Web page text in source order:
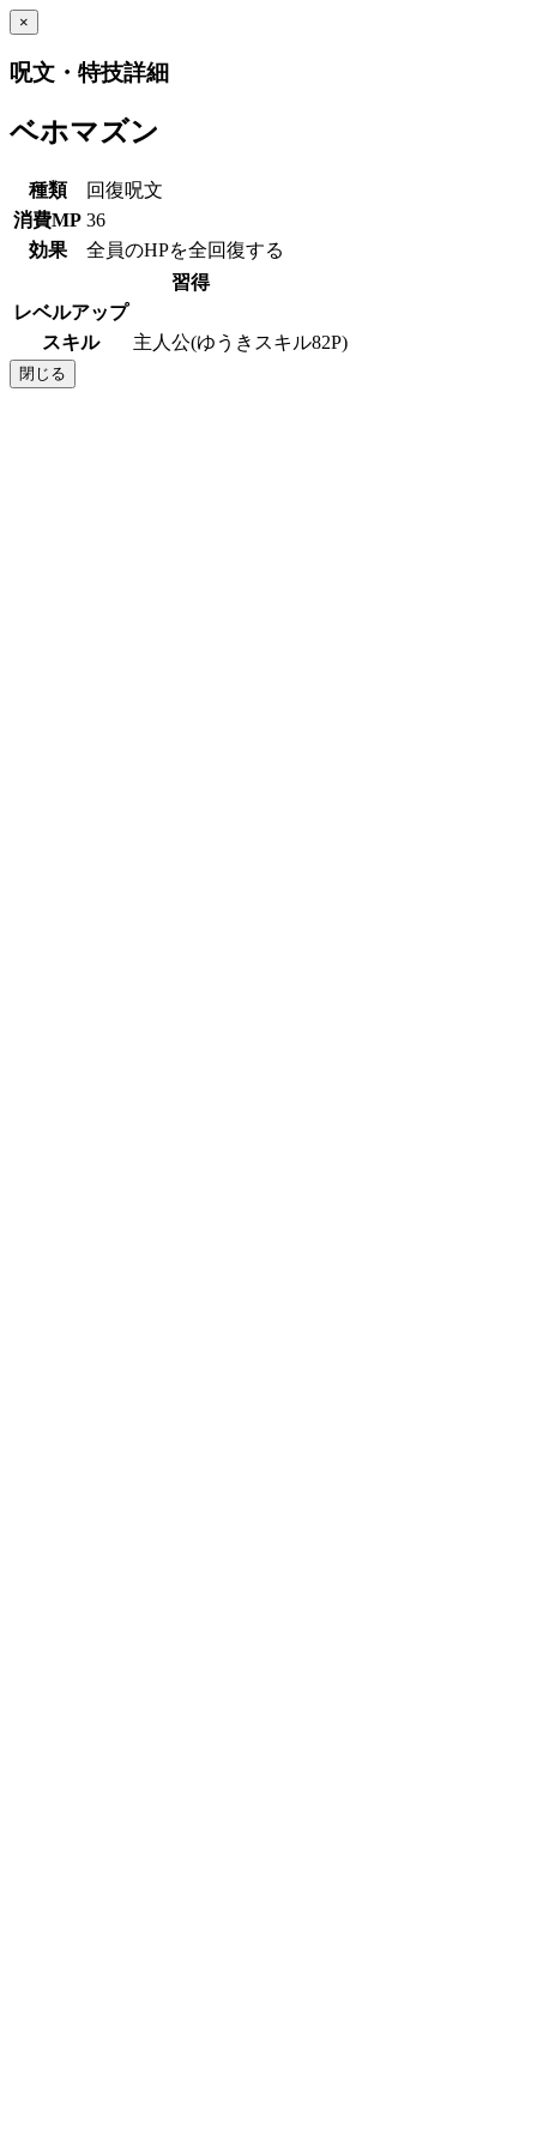
×
呪文・特技詳細
ベホマズン
種類
回復呪文
消費MP 36
効果
全員のHPを全回復する
習得
レベルアップ
スキル
主人公(ゆうきスキル82P)
閉じる